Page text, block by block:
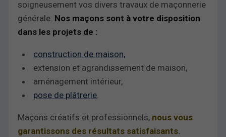
soigneusement vos divers travaux de maçonnerie
générale. Nos maçons sont à votre disposition
dans les projets de :
construction de maison,
extension et agrandissement de maison,
aménagement intérieur,
pose de plâtrerie.
Maçons créatifs et professionnels, nous vous
garantissons des résultats satisfaisants.